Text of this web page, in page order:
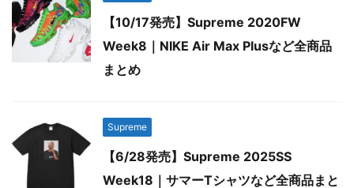
【10/17発売】Supreme 2020FW
Week8｜NIKE Air Max Plusなど全商品
まとめ
Supreme
【6/28発売】Supreme 2025SS
Week18｜サマーTシャツなど全商品まと